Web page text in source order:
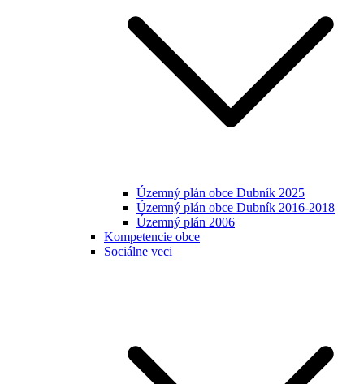
Územný plán obce Dubník 2025
Územný plán obce Dubník 2016-2018
Územný plán 2006
Kompetencie obce
Sociálne veci